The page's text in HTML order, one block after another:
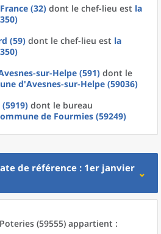
(32) dont le chef-lieu est la
(59) dont le chef-lieu est la
sur-Helpe (591) dont le
d'Avesnes-sur-Helpe (59036)
dont le bureau
de Fourmies (59249)
de référence : 1er janvier
(59555) appartient :